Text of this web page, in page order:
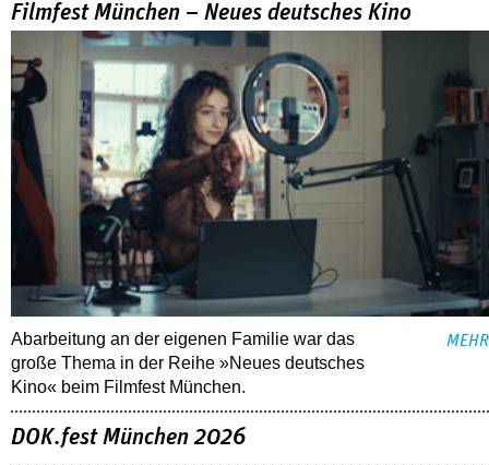
Filmfest München – Neues deutsches Kino
Abarbeitung an der eigenen Familie war das
große Thema in der Reihe »Neues deutsches
Kino« beim Filmfest München.
MEHR
DOK.fest München 2026